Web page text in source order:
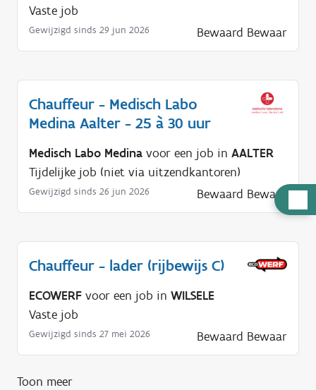
u
p
n
i
Vaste job
Gewijzigd sinds 29 jun 2026 Bewaard Bewaar
Chauffeur - Medisch Labo
Medina Aalter - 25 à 30 uur
Medisch Labo Medina voor een job in AALTER
Tijdelijke job (niet via uitzendkantoren)
Gewijzigd sinds 26 jun 2026 Bewaard Bewaar
Chauffeur - lader (rijbewijs C)
ECOWERF voor een job in WILSELE
Vaste job
Gewijzigd sinds 27 mei 2026 Bewaard Bewaar
Toon meer